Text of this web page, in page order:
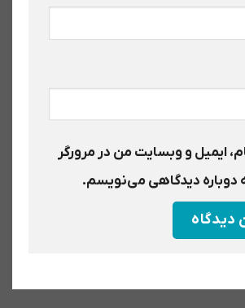
ایمیل و وبسایت من در مرورگر
دوباره دیدگاهی می‌نویسم.